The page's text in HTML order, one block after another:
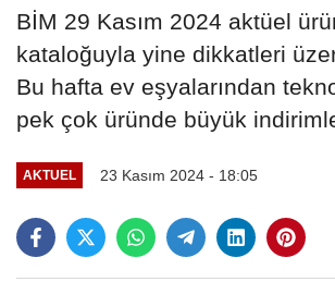
BİM 29 Kasım 2024 aktüel
kataloğuyla yine dikkatleri
Bu hafta ev eşyalarından
pek çok üründe büyük
AKTUEL 23 Kasım 2024 - 18:05